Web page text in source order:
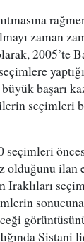
zaman
2005’te
başarı
seçimleri
seçimleri
olduğunu
Iraklıları